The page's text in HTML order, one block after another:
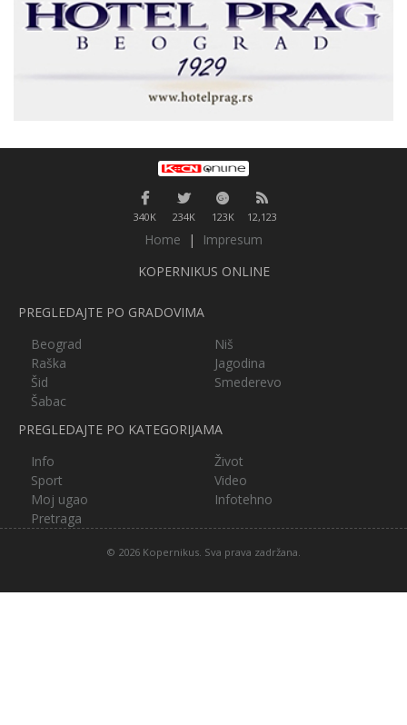
340K 234K 123K 12,123
Home |
Impresum
KOPERNIKUS ONLINE
PREGLEDAJTE PO GRADOVIMA
Beograd
Niš
Raška
Jagodina
Šid
Smederevo
Šabac
PREGLEDAJTE PO KATEGORIJAMA
Info
Život
Sport
Video
Moj ugao
Infotehno
Pretraga
© 2026 Kopernikus. Sva prava zadržana.